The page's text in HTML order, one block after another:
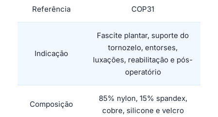
Referência COP31
Indicação
Fascite plantar, suporte do
tornozelo, entorses,
luxações, reabilitação e pós-
operatório
Composição
85% nylon, 15% spandex,
cobre, silicone e velcro